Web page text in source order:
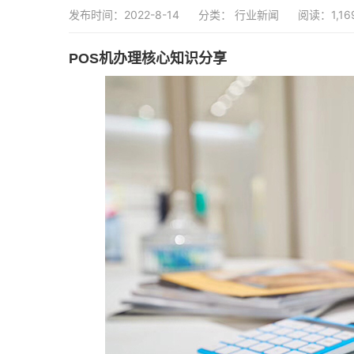
发布时间：2022-8-14 分类： 行业新闻 阅读：
POS机办理核心知识分享